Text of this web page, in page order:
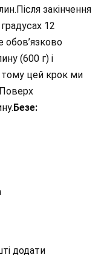
закінчення
12
обов’язково
(600 г) і
тому цей крок ми
Безе:
додати